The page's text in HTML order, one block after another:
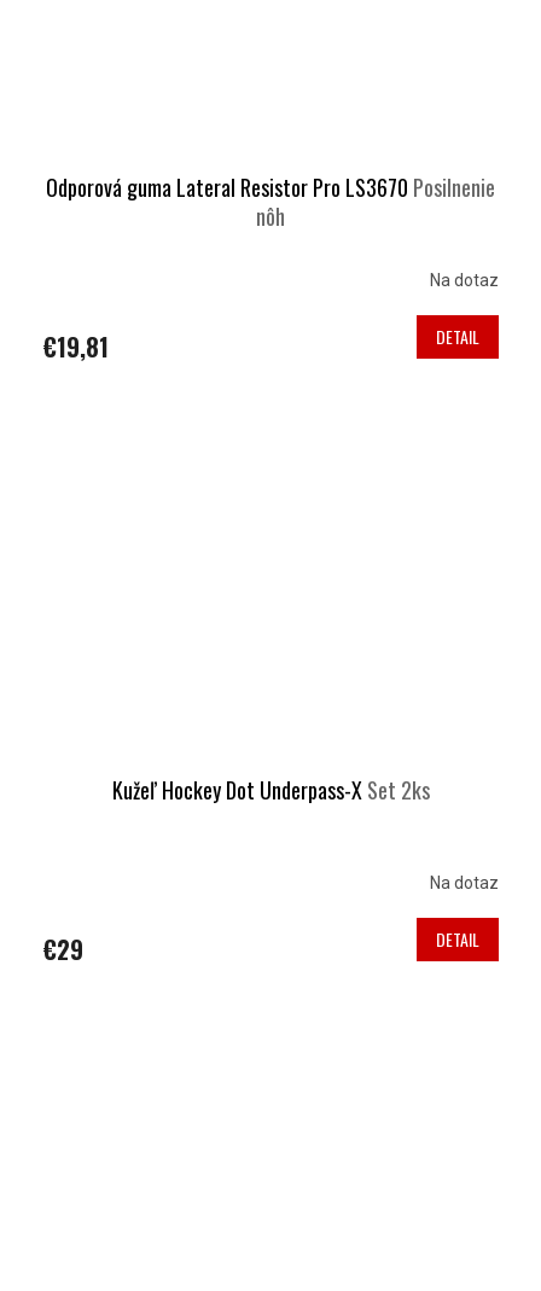
Odporová guma Lateral Resistor Pro LS3670 Posilnenie
nôh
Na dotaz
€19,81 DETAIL
Kužeľ Hockey Dot Underpass-XSet 2ks
Na dotaz
€29 DETAIL